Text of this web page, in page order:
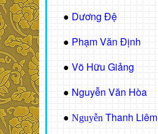
● Dương Đệ
● Phạm Văn Định
● Võ Hữu Giảng
● Nguyễn Văn Hòa
● Nguyễn Thanh Liêm